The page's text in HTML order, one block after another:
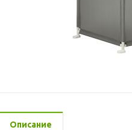
Описание